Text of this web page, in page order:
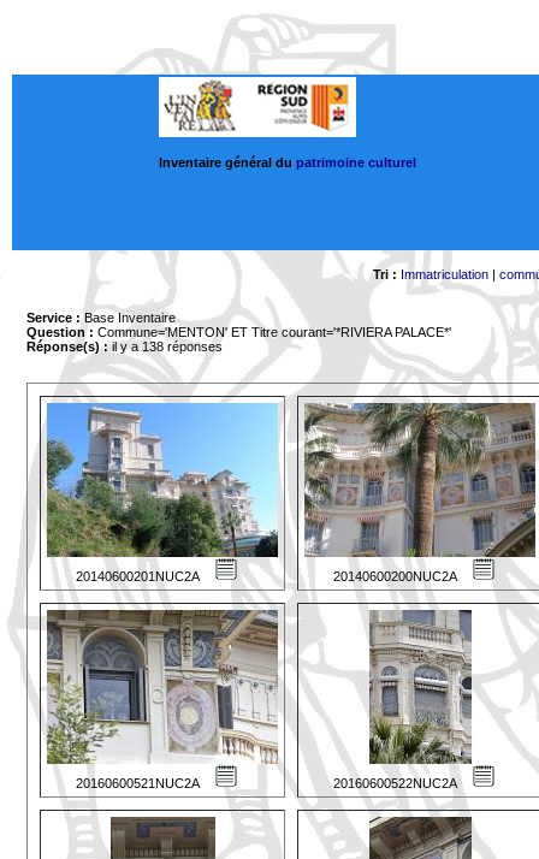
Inventaire général du patrimoine culturel
Tri : Immatriculation|
Service : Base Inventaire
Question : Commune='MENTON' ET Titre courant='*RIVIERA PALACE*'
Réponse(s) :il y a 138 réponses
20140600201NUC2A 20140600200NUC2A
20160600521NUC2A 20160600522NUC2A